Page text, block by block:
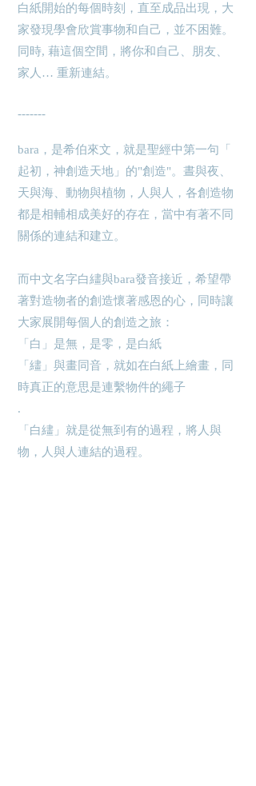
白紙開始的每個時刻，直至成品出現 ， 大
家發現學會欣賞事物和自己 ， 並不困難。
同時, 藉這個空間，將你和自己、朋友、
家人… 重新連結。
-------
bara，是希伯來文，就是聖經中第一句「
起初，神創造天地」的"創造"。晝與夜、
天與海、動物與植物，人與人，各創造物
都是相輔相成美好的存在，當中有著不同
關係的連結和建立。
而中文名字白繣與bara發音接近，希望帶
著對造物者的創造懷著感恩的心，同時讓
大家展開每個人的創造之旅：
「白」是無，是零，是白紙
「繣」與畫同音，就如在白紙上繪畫，同
時真正的意思是連繫物件的繩子
.
「白繣」就是從無到有的過程，將人與
物，人與人連結的過程。